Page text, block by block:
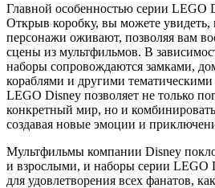
Главной особенностью серии LEGO
Открыв коробку, вы можете увидеть,
персонажи оживают, позволяя вам
сцены из мультфильмов. В
наборы сопровождаются замками,
кораблями и другими
LEGO Disney позволяет не только
конкретный мир, но и
создавая новые эмоции и
Мультфильмы компании Disney
и взрослыми, и наборы серии LEGO
для удовлетворения всех фанатов,